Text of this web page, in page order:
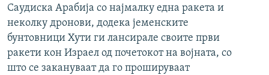
Саудиска Арабија со најмалку една ракета и
неколку дронови, додека јеменските
бунтовници Хути ги лансирале своите први
ракети кон Израел од почетокот на војната, со
што се закануваат да го прошируваат